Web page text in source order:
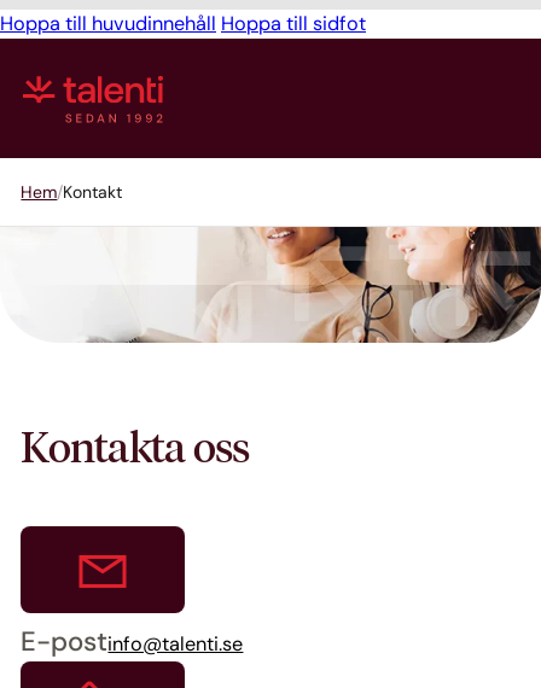
Hoppa till huvudinnehåll Hoppa till sidfot
Hem Kontakt
Kontakta oss
E-postinfo@talenti.se